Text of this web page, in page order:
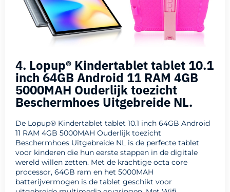
4. Lopup® Kindertablet tablet 10.1
inch 64GB Android 11 RAM 4GB
5000MAH Ouderlijk toezicht
Beschermhoes Uitgebreide NL.
De Lopup® Kindertablet tablet 10.1 inch 64GB Android
11 RAM 4GB 5000MAH Ouderlijk toezicht
Beschermhoes Uitgebreide NL is de perfecte tablet
voor kinderen die hun eerste stappen in de digitale
wereld willen zetten. Met de krachtige octa core
processor, 64GB ram en het 5000MAH
batterijvermogen is de tablet geschikt voor